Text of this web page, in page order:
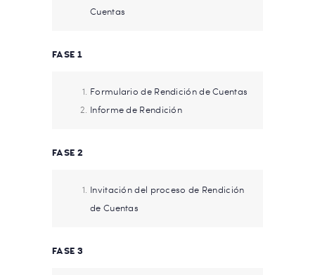
Cuentas
FASE 1
Formulario de Rendición de Cuentas
Informe de Rendición
FASE 2
Invitación del proceso de Rendición
de Cuentas
FASE 3